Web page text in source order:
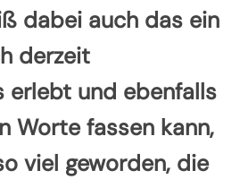
dabei auch das ein
derzeit
erlebt und ebenfalls
Worte fassen kann,
viel geworden, die